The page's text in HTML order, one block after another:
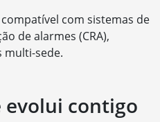
com sistemas de
de alarmes (CRA),
multi-sede.
evolui contigo